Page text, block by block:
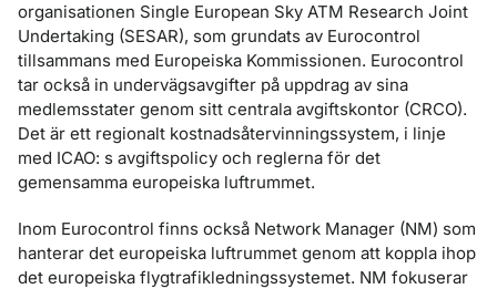
organisationen Single European Sky ATM Research Joint
Undertaking (SESAR), som grundats av Eurocontrol
tillsammans med Europeiska Kommissionen. Eurocontrol
tar också in undervägsavgifter på uppdrag av sina
medlemsstater genom sitt centrala avgiftskontor (CRCO).
Det är ett regionalt kostnadsåtervinningssystem, i linje
med ICAO: s avgiftspolicy och reglerna för det
gemensamma europeiska luftrummet.
Inom Eurocontrol finns också Network Manager (NM) som
hanterar det europeiska luftrummet genom att koppla ihop
det europeiska flygtrafikledningssystemet. NM fokuserar